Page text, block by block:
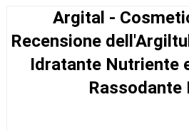
Argital -
Recensione
Idratante Nutriente
Rassodante